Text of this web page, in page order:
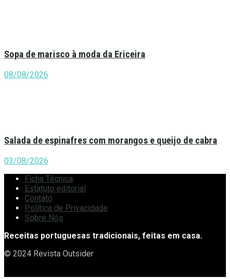
Sopa de marisco à moda da Ericeira
08/08/2026
Salada de espinafres com morangos e queijo de cabra
03/08/2026
Ficha Técnica
Estatuto editorial
Contato
Política de Privacidade
Sobre Nós
Receitas portuguesas tradicionais, feitas em casa.
© 2024 Revista Outsider